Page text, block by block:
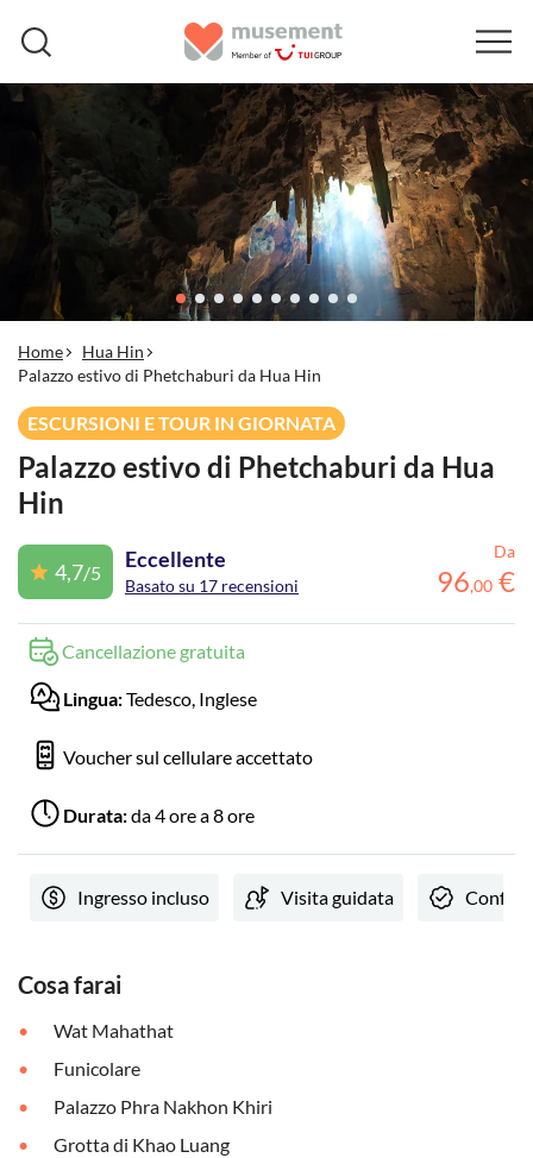
Home
Hua Hin
Palazzo estivo di Phetchaburi da Hua Hin
ESCURSIONI E TOUR IN GIORNATA
Palazzo estivo di Phetchaburi da Hua
Hin
4,7/5
Eccellente
Basato su 17 recensioni
Da
96,00 €
Cancellazione gratuita
Lingua:Tedesco, Inglese
Voucher sul cellulare accettato
Durata:da 4 ore a 8 ore
Ingresso incluso Visita guidata
Cosa farai
Wat Mahathat
Funicolare
Palazzo Phra Nakhon Khiri
Grotta di Khao Luang